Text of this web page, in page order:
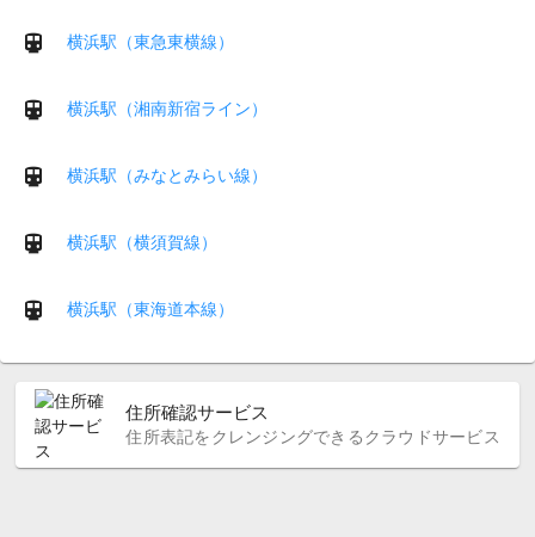
横浜駅（東急東横線）
横浜駅（湘南新宿ライン）
横浜駅（みなとみらい線）
横浜駅（横須賀線）
横浜駅（東海道本線）
住所確認サービス
住所表記をクレンジングできるクラウドサービス